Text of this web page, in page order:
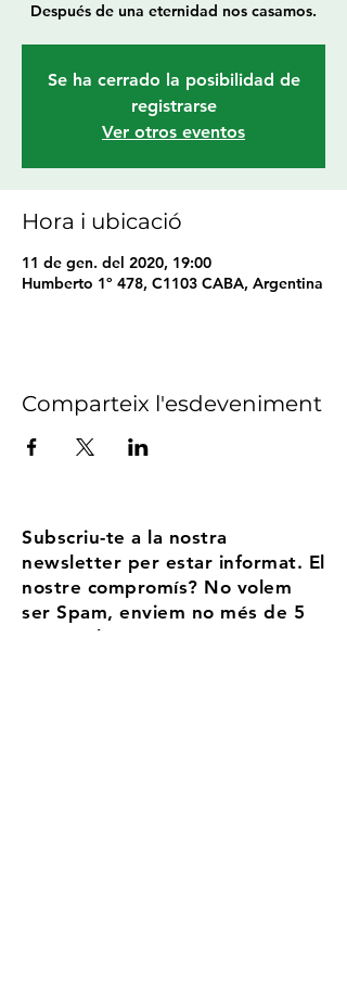
Después de una eternidad nos casamos.
Se ha cerrado la posibilidad de
registrarse
Ver otros eventos
Hora i ubicació
11 de gen. del 2020, 19:00
Humberto 1º 478, C1103 CABA, Argentina
Comparteix l'esdeveniment
Subscriu-te a la nostra
newsletter per estar informat. El
nostre compromís? No volem
ser Spam, enviem no més de 5
correus l'any